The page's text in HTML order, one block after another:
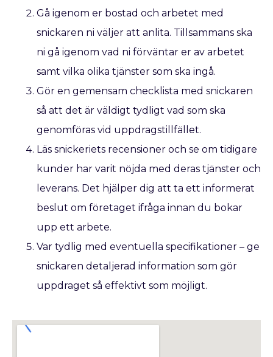
Gå igenom er bostad och arbetet med
snickaren ni väljer att anlita. Tillsammans ska
ni gå igenom vad ni förväntar er av arbetet
samt vilka olika tjänster som ska ingå.
Gör en gemensam checklista med snickaren
så att det är väldigt tydligt vad som ska
genomföras vid uppdragstillfället.
Läs snickeriets recensioner och se om tidigare
kunder har varit nöjda med deras tjänster och
leverans. Det hjälper dig att ta ett informerat
beslut om företaget ifråga innan du bokar
upp ett arbete.
Var tydlig med eventuella specifikationer – ge
snickaren detaljerad information som gör
uppdraget så effektivt som möjligt.